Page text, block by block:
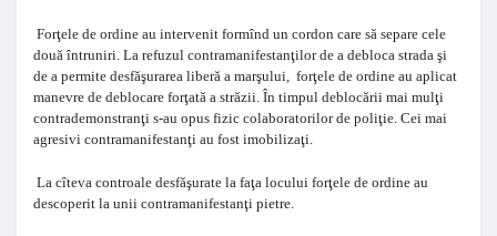
Forţele de ordine au intervenit formînd un cordon care să separe cele
două întruniri. La refuzul contramanifestanţilor de a debloca strada şi
de a permite desfăşurarea liberă a marşului, forţele de ordine au aplicat
manevre de deblocare forţată a străzii. În timpul deblocării mai mulţi
contrademonstranţi s-au opus fizic colaboratorilor de poliţie. Cei mai
agresivi contramanifestanţi au fost imobilizaţi.
La cîteva controale desfăşurate la faţa locului forţele de ordine au
descoperit la unii contramanifestanţi pietre.